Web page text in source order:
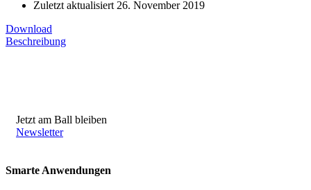
Zuletzt aktualisiert26. November 2019
Download
Beschreibung
Jetzt am Ball bleiben
Newsletter
Smarte Anwendungen